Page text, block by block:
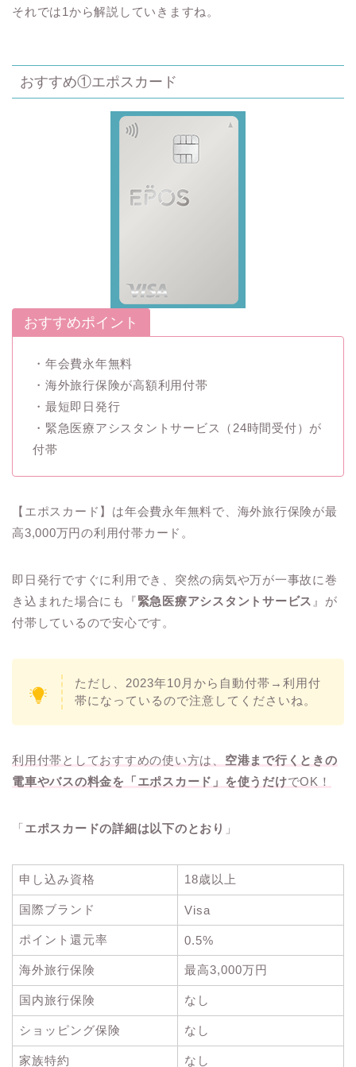
それでは1から解説していきますね。
おすすめ①エポスカード
おすすめポイント
・年会費永年無料
・海外旅行保険が高額利用付帯
・最短即日発行
・緊急医療アシスタントサービス（24時間受付）が
付帯
【エポスカード】は年会費永年無料で、海外旅行保険が最
高3,000万円の利用付帯カード。
即日発行ですぐに利用でき、突然の病気や万が一事故に巻
き込まれた場合にも『緊急医療アシスタントサービス 』が
付帯しているので安心です。
ただし、2023年10月から自動付帯→利用付
帯になっているので注意してくださいね。
利用付帯としておすすめの使い方は、 空港まで行くときの
電車やバスの料金を「エポスカード」を使うだけでOK！
「エポスカードの詳細は以下のとおり 」
申し込み資格 18歳以上
国際ブランド Visa
ポイント還元率 0.5%
海外旅行保険 最高3,000万円
国内旅行保険 なし
ショッピング保険 なし
家族特約 なし